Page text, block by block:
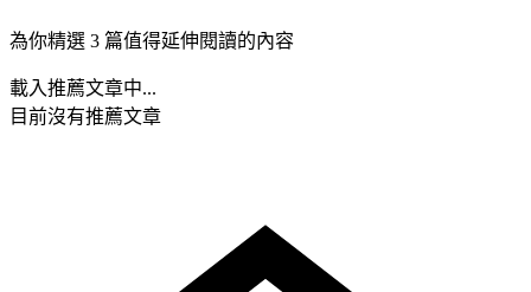
為你精選 3 篇值得延伸閱讀的內容
載入推薦文章中...
目前沒有推薦文章